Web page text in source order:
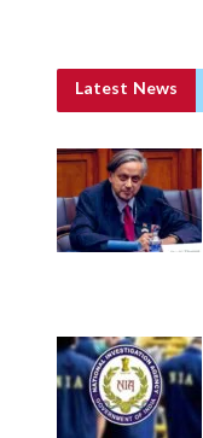
Latest News